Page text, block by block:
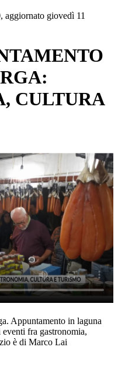
aggiornato giovedì 11
CULTURA
Appuntamento in laguna
fra gastronomia,
è di Marco Lai